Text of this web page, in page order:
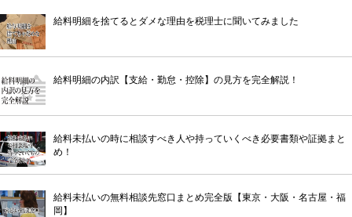
給料明細を捨てるとダメな理由を税理士に聞いてみました
給料明細の内訳【支給・勤怠・控除】の見方を完全解説！
給料未払いの時に相談すべき人や持っていくべき必要書類や証拠まと
め！
給料未払いの無料相談先窓口まとめ完全版【東京・大阪・名古屋・福
岡】